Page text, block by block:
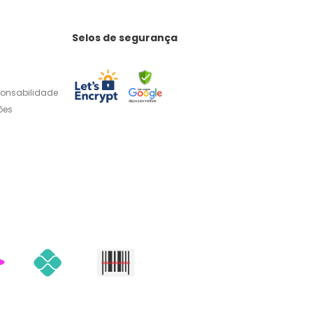
Selos de segurança